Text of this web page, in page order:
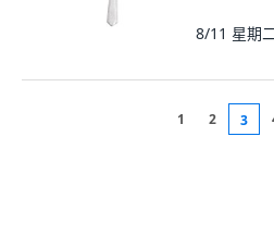
8/11 星期
1 2 3